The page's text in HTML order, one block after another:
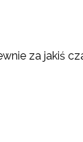
za jakiś